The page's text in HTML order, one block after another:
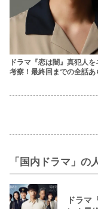
ドラマ『恋は闇』真犯人
考察！最終回までの全話あ
「国内ドラマ」の
ドラマ